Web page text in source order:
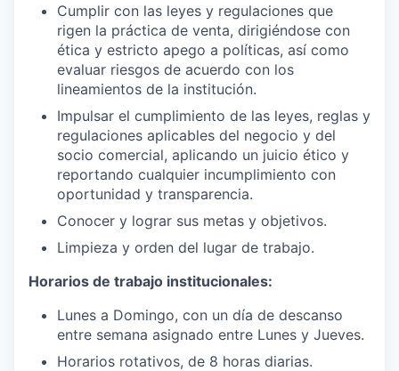
Cumplir con las leyes y regulaciones que
rigen la práctica de venta, dirigiéndose con
ética y estricto apego a políticas, así como
evaluar riesgos de acuerdo con los
lineamientos de la institución.
Impulsar el cumplimiento de las leyes, reglas y
regulaciones aplicables del negocio y del
socio comercial, aplicando un juicio ético y
reportando cualquier incumplimiento con
oportunidad y transparencia.
Conocer y lograr sus metas y objetivos.
Limpieza y orden del lugar de trabajo.
Horarios de trabajo institucionales:
Lunes a Domingo, con un día de descanso
entre semana asignado entre Lunes y Jueves.
Horarios rotativos, de 8 horas diarias.